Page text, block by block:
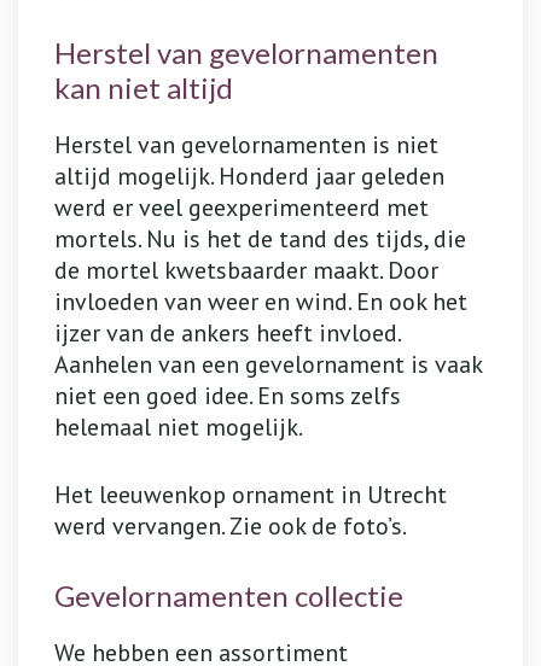
Herstel van gevelornamenten
kan niet altijd
Herstel van gevelornamenten is niet
altijd mogelijk. Honderd jaar geleden
werd er veel geexperimenteerd met
mortels. Nu is het de tand des tijds, die
de mortel kwetsbaarder maakt. Door
invloeden van weer en wind. En ook het
ijzer van de ankers heeft invloed.
Aanhelen van een gevelornament is vaak
niet een goed idee. En soms zelfs
helemaal niet mogelijk.
Het leeuwenkop ornament in Utrecht
werd vervangen. Zie ook de foto’s.
Gevelornamenten collectie
We hebben een assortiment